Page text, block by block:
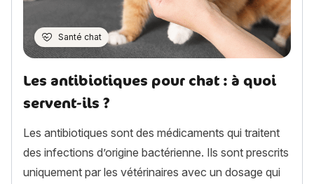
Santé chat
Les antibiotiques pour chat : à quoi
servent-ils ?
Les antibiotiques sont des médicaments qui traitent
des infections d’origine bactérienne. Ils sont prescrits
uniquement par les vétérinaires avec un dosage qui